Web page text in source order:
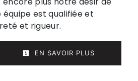
est qualifiée et
et rigueur.
EN SAVOIR PLUS